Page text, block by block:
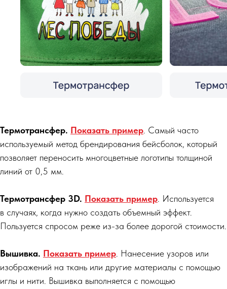
Термотрансфер. Показать пример . Самый часто
используемый метод брендирования бейсболок, который
позволяет переносить многоцветные логотипы толщиной
линий от 0,5 мм.
Термотрансфер 3D. Показать пример . Используется
в случаях, когда нужно создать объемный эффект.
Пользуется спросом реже из-за более дорогой стоимости.
Вышивка. Показать пример . Нанесение узоров или
изображений на ткань или другие материалы с помощью
иглы и нити. Вышивка выполняется с помощью